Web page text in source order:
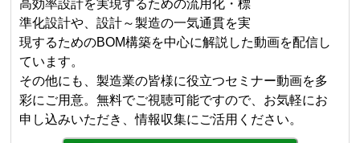
高効率設計を実現するための流用化・標
準化設計や、設計～製造の一気通貫を実
現するためのBOM構築を中心に解説した動画を配信し
ています。
その他にも、製造業の皆様に役立つセミナー動画を多
彩にご用意。無料でご視聴可能ですので、お気軽にお
申し込みいただき、情報収集にご活用ください。